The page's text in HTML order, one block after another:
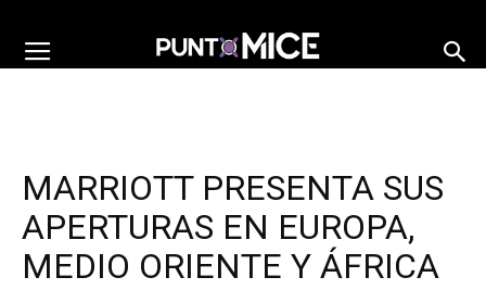
MARRIOTT PRESENTA SUS
APERTURAS EN EUROPA,
MEDIO ORIENTE Y ÁFRICA